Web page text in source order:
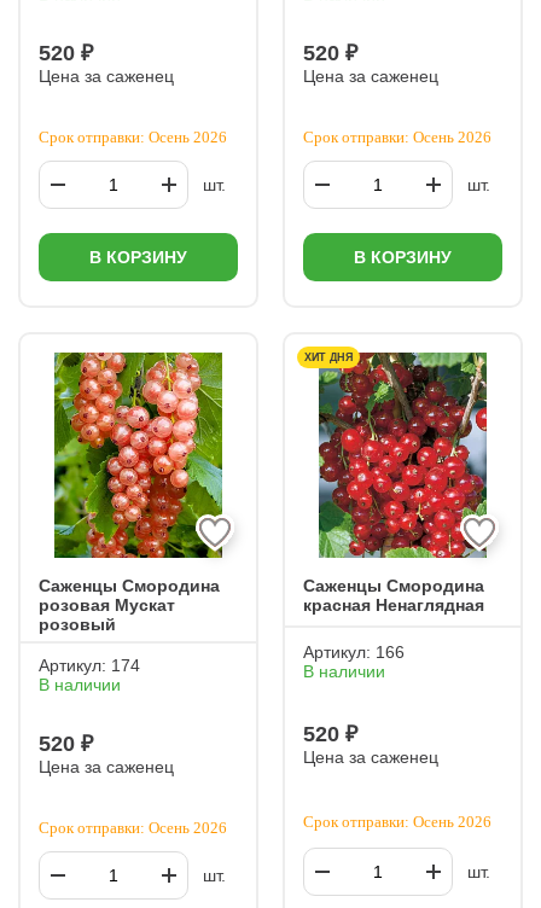
520 ₽
Цена за саженец
Срок отправки: Осень 2026
шт.
В КОРЗИНУ
520 ₽
Цена за саженец
Срок отправки: Осень 2026
шт.
В КОРЗИНУ
Саженцы Смородина
розовая Мускат
розовый
Артикул: 174
В наличии
520 ₽
Цена за саженец
Срок отправки: Осень 2026
шт.
ХИТ ДНЯ
Саженцы Смородина
красная Ненаглядная
Артикул: 166
В наличии
520 ₽
Цена за саженец
Срок отправки: Осень 2026
шт.